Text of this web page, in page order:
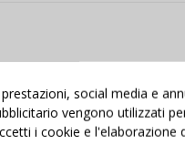
Nuovo
social media e
vengono utilizzati
i cookie e l'elaborazione